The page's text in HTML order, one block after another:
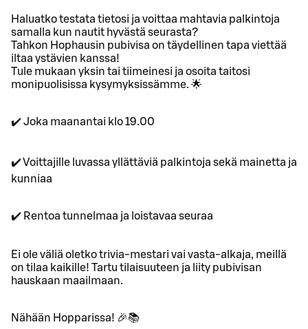
Haluatko testata tietosi ja voittaa mahtavia palkintoja
samalla kun nautit hyvästä seurasta?
Tahkon Hophausin pubivisa on täydellinen tapa viettää
iltaa ystävien kanssa!
Tule mukaan yksin tai tiimeinesi ja osoita taitosi
monipuolisissa kysymyksissämme. 🌟
✔️ Joka maanantai klo 19.00
✔️ Voittajille luvassa yllättäviä palkintoja sekä mainetta ja
kunniaa
✔️ Rentoa tunnelmaa ja loistavaa seuraa
Ei ole väliä oletko trivia-mestari vai vasta-alkaja, meillä
on tilaa kaikille! Tartu tilaisuuteen ja liity pubivisan
hauskaan maailmaan.
Nähään Hopparissa! 🎉📚